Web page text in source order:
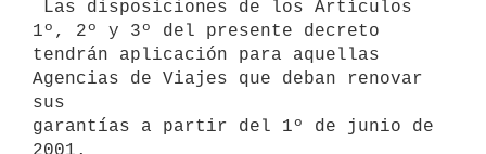
1º, 2º y 3º del presente decreto
tendrán aplicación para aquellas
Agencias de Viajes que deban renovar
sus
garantías a partir del 1º de junio de